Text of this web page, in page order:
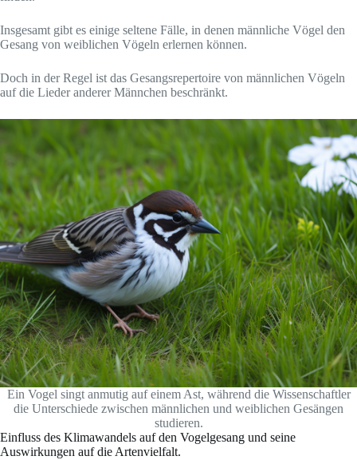
Insgesamt gibt es einige seltene Fälle, in denen männliche Vögel den
Gesang von weiblichen Vögeln erlernen können.
Doch in der Regel ist das Gesangsrepertoire von männlichen Vögeln
auf die Lieder anderer Männchen beschränkt.
Ein Vogel singt anmutig auf einem Ast, während die Wissenschaftler
die Unterschiede zwischen männlichen und weiblichen Gesängen
studieren.
Einfluss des Klimawandels auf den Vogelgesang und seine
Auswirkungen auf die Artenvielfalt.